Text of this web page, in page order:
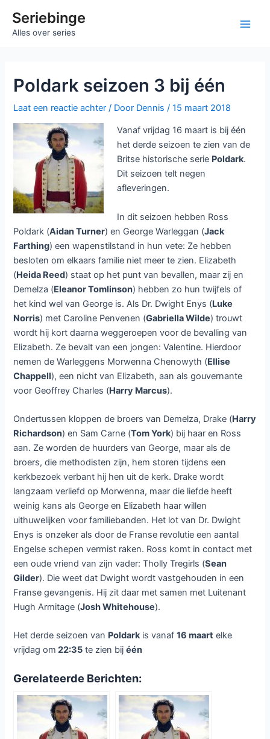
naarSeriebinge
Alles over series
Poldark seizoen 3 bij één
Laat een reactie achter / Door Dennis/15 maart 2018
Vanaf vrijdag 16 maart is bij één
het derde seizoen te zien van de
Britse historische serie Poldark.
Dit seizoen telt negen
afleveringen.
In dit seizoen hebben Ross
Poldark (Aidan Turner) en George Warleggan (Jack
Farthing) een wapenstilstand in hun vete: Ze hebben
besloten om elkaars familie niet meer te zien. Elizabeth
(Heida Reed) staat op het punt van bevallen, maar zij en
Demelza (Eleanor Tomlinson) hebben zo hun twijfels of
het kind wel van George is. Als Dr. Dwight Enys (Luke
Norris) met Caroline Penvenen (Gabriella Wilde) trouwt
wordt hij kort daarna weggeroepen voor de bevalling van
Elizabeth. Ze bevalt van een jongen: Valentine. Hierdoor
nemen de Warleggens Morwenna Chenowyth (Ellise
Chappell), een nicht van Elizabeth, aan als gouvernante
voor Geoffrey Charles (Harry Marcus).
Ondertussen kloppen de broers van Demelza, Drake (Harry
Richardson) en Sam Carne (Tom York) bij haar en Ross
aan. Ze worden de huurders van George, maar als de
broers, die methodisten zijn, hem storen tijdens een
kerkbezoek verbant hij hen uit de kerk. Drake wordt
langzaam verliefd op Morwenna, maar die liefde heeft
weinig kans als George en Elizabeth haar willen
uithuwelijken voor familiebanden. Het lot van Dr. Dwight
Enys is onzeker als door de Franse revolutie een aantal
Engelse schepen vermist raken. Ross komt in contact met
een oude vriend van zijn vader: Tholly Tregirls (Sean
Gilder). Die weet dat Dwight wordt vastgehouden in een
Franse gevangenis. Hij zit daar met samen met Luitenant
Hugh Armitage (Josh Whitehouse).
Het derde seizoen van Poldarkis vanaf16 maart elke
vrijdag om 22:35 te zien bijéén
Gerelateerde Berichten: